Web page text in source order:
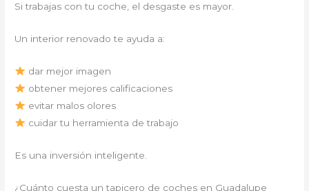
Si trabajas con tu coche, el desgaste es mayor.
Un interior renovado te ayuda a:
dar mejor imagen
obtener mejores calificaciones
evitar malos olores
cuidar tu herramienta de trabajo
Es una inversión inteligente.
¿Cuánto cuesta un tapicero de coches en Guadalupe